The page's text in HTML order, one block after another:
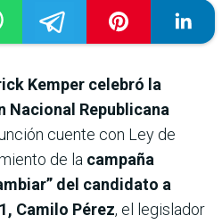
Kemper celebró la
Nacional Republicana
cuente con Ley de
de la campaña
del candidato a
Camilo Pérez, el legislador